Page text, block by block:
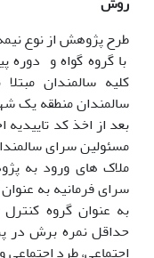
طرح پژوهش از نوع
با گروه گواه و دوره
کلیه سالمندان
سالمندان منطقه یک شهر تهران
بعد از اخذ کد تاییدیه
مسئولین سرای
ملاک های ورود به
سرای فرمانیه به
به عنوان گروه
حداقل نمره برش در
اجتماعی، طرد